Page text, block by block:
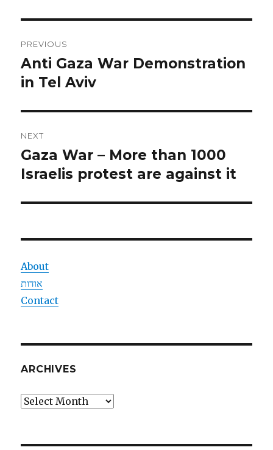
navigation
PREVIOUS
Previous
post:
Anti Gaza War Demonstration
in Tel Aviv
NEXT
Next
post:
Gaza War – More than 1000
Israelis protest are against it
About
אודות
Contact
ARCHIVES
Archives